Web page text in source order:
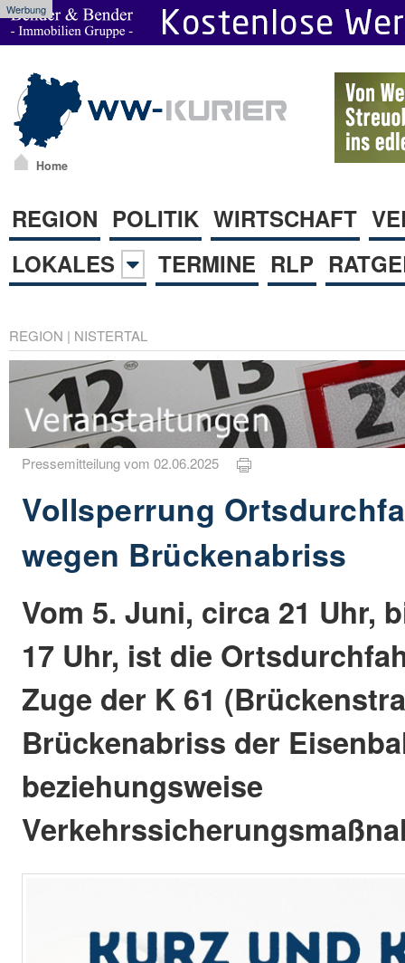
Werbung
Home
REGION POLITIK WIRTSCHAFT
LOKALES
TERMINE RLP
REGION | NISTERTAL
Pressemitteilung vom 02.06.2025
Vollsperrung
wegen Brückenabriss
Vom 5. Juni, circa 21 Uhr,
17 Uhr, ist die
Zuge der K 61
Brückenabriss der
beziehungsweise